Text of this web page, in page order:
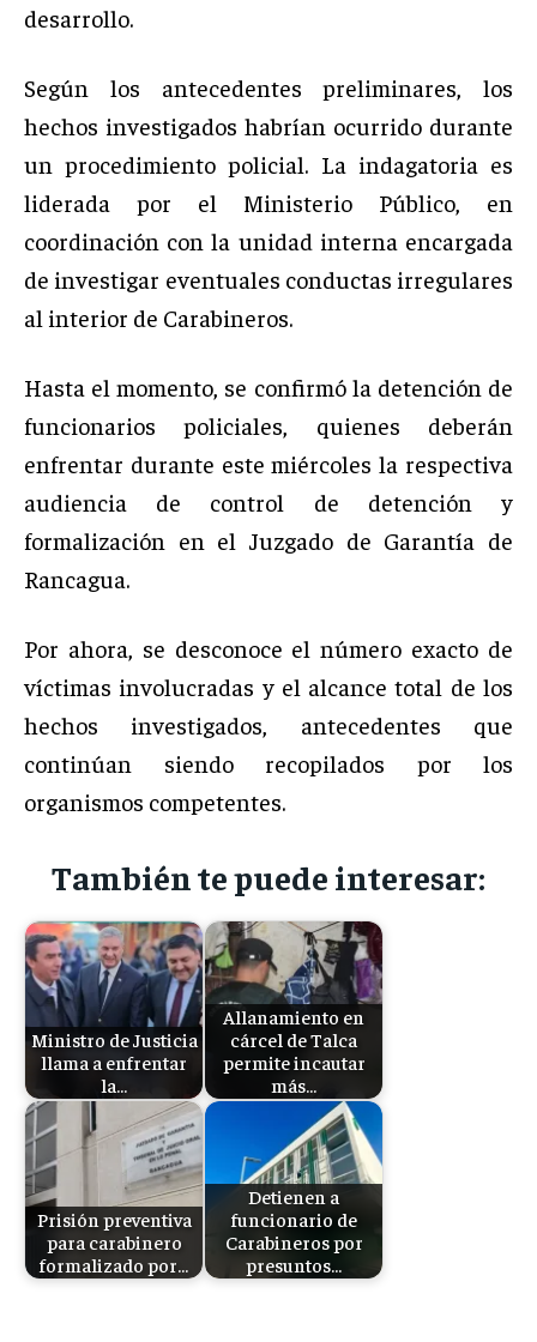
desarrollo.
Según los antecedentes preliminares, los
hechos investigados habrían ocurrido durante
un procedimiento policial. La indagatoria es
liderada por el Ministerio Público, en
coordinación con la unidad interna encargada
de investigar eventuales conductas irregulares
al interior de Carabineros.
Hasta el momento, se confirmó la detención de
funcionarios policiales, quienes deberán
enfrentar durante este miércoles la respectiva
audiencia de control de detención y
formalización en el Juzgado de Garantía de
Rancagua.
Por ahora, se desconoce el número exacto de
víctimas involucradas y el alcance total de los
hechos investigados, antecedentes que
continúan siendo recopilados por los
organismos competentes.
También te puede interesar:
Ministro de Justicia
llama a enfrentar
la…
Allanamiento en
cárcel de Talca
permite incautar
más…
Prisión preventiva
para carabinero
formalizado por…
Detienen a
funcionario de
Carabineros por
presuntos…